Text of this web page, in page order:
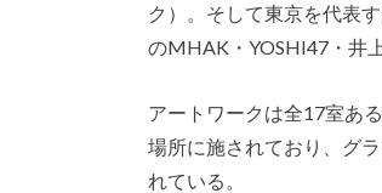
ク）。そして東京を代表
のMHAK・YOSHI47・井
アートワークは全17室あ
場所に施されており、グ
れている。